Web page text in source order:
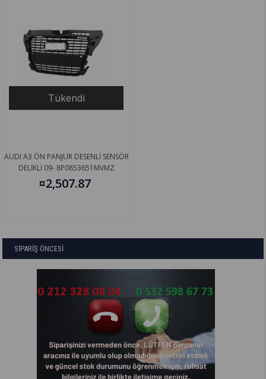
Tükendi
AUDI A3 ÖN PANJUR DESENLİ SENSÖR
DELİKLİ 09- 8P0853651MVMZ
¤2,507.87
SİPARİŞ ÖNCESİ